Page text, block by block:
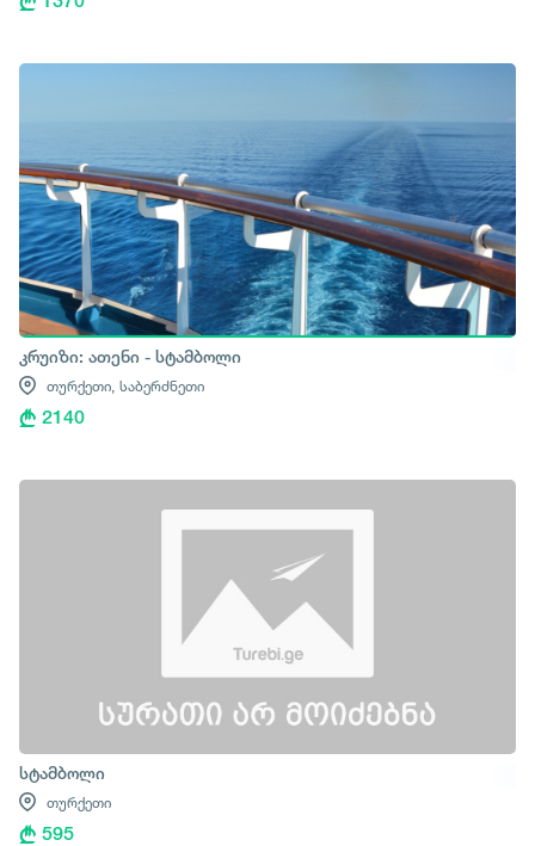
კრუიზი: ათენი - სტამბოლი
თურქეთი, საბერძნეთი
2140
სტამბოლი
თურქეთი
595